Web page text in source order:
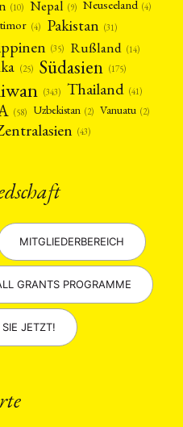
(10) Nepal (9) Neuseeland (4)
(4) Pakistan (31)
(35) Rußland (14)
(25) Südasien (175)
(343) Thailand (41)
(58) Uzbekistan (2) Vanuatu (2)
(43)
MITGLIEDERBEREICH
GRANTS PROGRAMME
JETZT!